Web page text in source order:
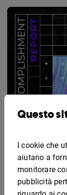
personalizzabile
report sui
Questo
I cookie che
aiutano a
monitorare
pubblicità